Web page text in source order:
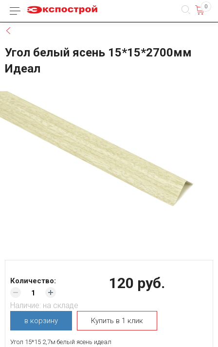
Каталог товаров 0
Угол белый ясень 15*15*2700мм
Идеал
120 руб.
Количество:
Наличие: на складе
в корзину Купить в 1 клик
Угол 15*15 2,7м белый ясень идеал